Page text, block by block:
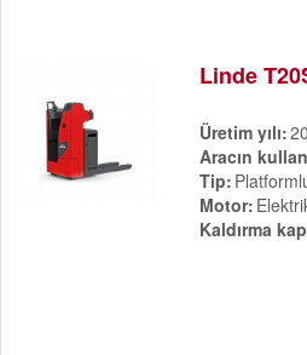
Linde
Üretim yılı
Aracın
Tip
Motor
Kaldırma